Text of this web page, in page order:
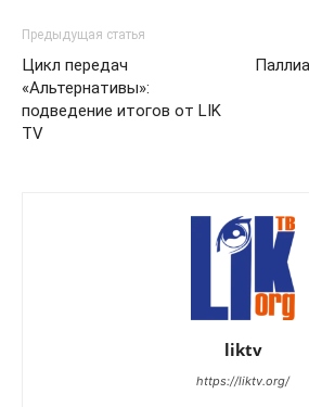
Предыдущая статья
Цикл передач
«Альтернативы»:
подведение итогов от LIK
TV
liktv
https://liktv.org/